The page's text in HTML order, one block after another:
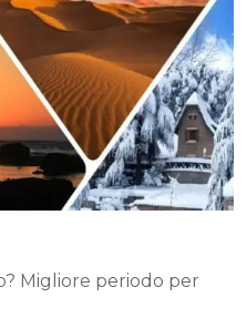
Migliore periodo per